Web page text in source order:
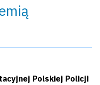
Polskiej Policji